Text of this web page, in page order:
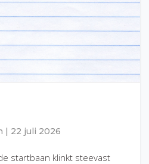
22 juli 2026
startbaan klinkt steevast